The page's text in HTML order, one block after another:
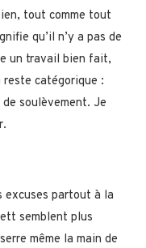
tout comme tout
qu’il n’y a pas de
un travail bien fait,
catégorique :
soulèvement. Je
excuses partout à la
semblent plus
même la main de